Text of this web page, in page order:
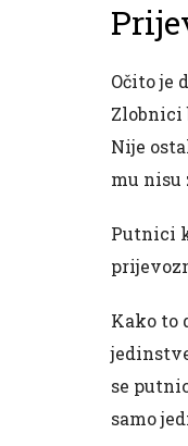
Očito je
Zlobnici
Nije
mu
Putnici
Kako to
se
samo